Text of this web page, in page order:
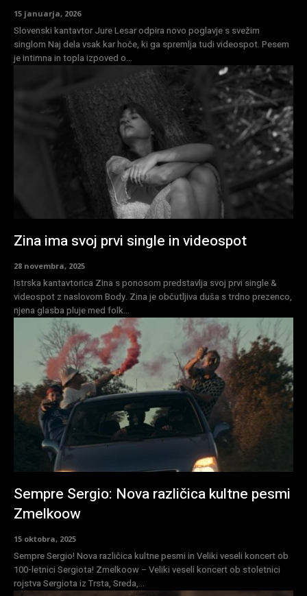
15 januarja, 2026
Slovenski kantavtor Jure Lesar odpira novo poglavje s svežim
singlom Naj dela vsak kar hoče, ki ga spremlja tudi videospot. Pesem
je intimna in topla izpoved o...
Zina ima svoj prvi single in videospot
28 novembra, 2025
Istrska kantavtorica Zina s ponosom predstavlja svoj prvi single &
videospot z naslovom Body. Zina je občutljiva duša s trdno prezenco,
njena glasba pluje med folk...
Sempre Sergio: Nova različica kultne pesmi
Zmelkoow
15 oktobra, 2025
Sempre Sergio! Nova različica kultne pesmi in Veliki veseli koncert ob
100-letnici Sergiota! Zmelkoow – Veliki veseli koncert ob stoletnici
rojstva Sergiota iz Trsta, Sreda,...